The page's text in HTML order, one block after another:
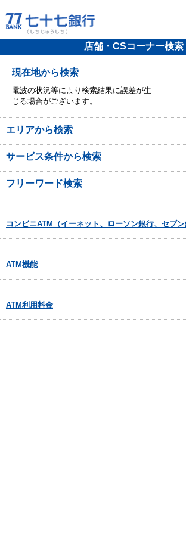
店舗・CSコーナー検索
現在地から検索
電波の状況等により検索結果に誤差が生
じる場合がございます。
エリアから検索
サービス条件から検索
フリーワード検索
コンビニATM（イーネット、ローソン銀行、セブン
ATM機能
ATM利用料金